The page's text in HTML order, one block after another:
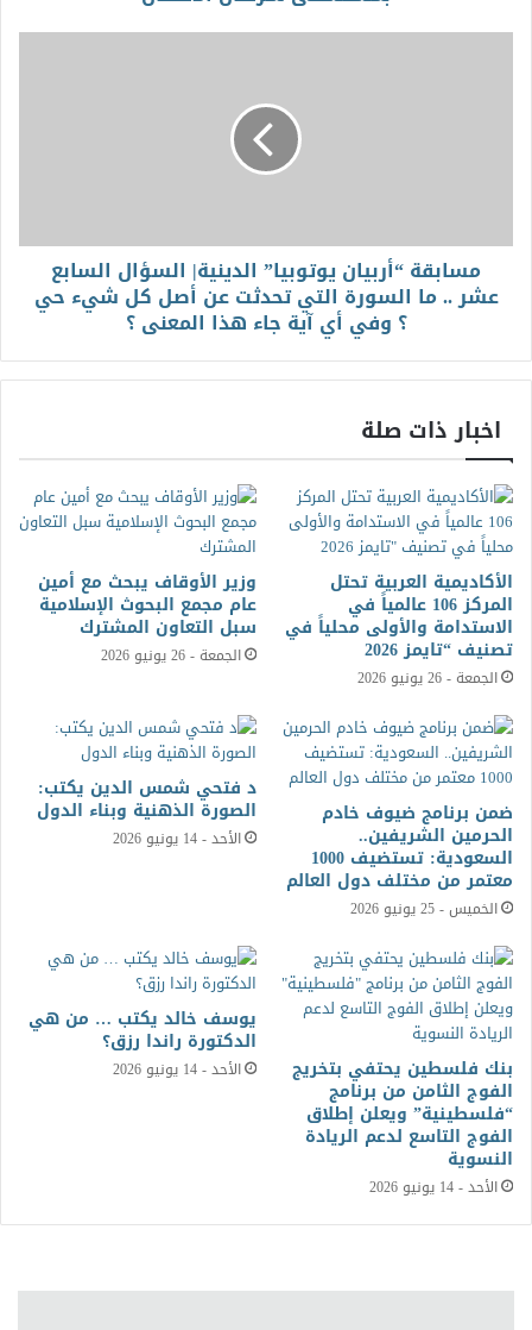
مسابقة “أربيان يوتوبيا” الدينية| السؤال السابع
عشر .. ما السورة التي تحدثت عن أصل كل شيء حي
؟ وفي أي آية جاء هذا المعنى ؟
اخبار ذات صلة
الأكاديمية العربية تحتل
المركز 106 عالمياً في
الاستدامة والأولى محلياً في
تصنيف “تايمز 2026
الجمعة - 26 يونيو 2026
وزير الأوقاف يبحث مع أمين
عام مجمع البحوث الإسلامية
سبل التعاون المشترك
الجمعة - 26 يونيو 2026
ضمن برنامج ضيوف خادم
الحرمين الشريفين..
السعودية: تستضيف 1000
معتمر من مختلف دول العالم
الخميس - 25 يونيو 2026
د فتحي شمس الدين يكتب:
الصورة الذهنية وبناء الدول
الأحد - 14 يونيو 2026
بنك فلسطين يحتفي بتخريج
الفوج الثامن من برنامج
“فلسطينية” ويعلن إطلاق
الفوج التاسع لدعم الريادة
النسوية
الأحد - 14 يونيو 2026
يوسف خالد يكتب … من هي
الدكتورة راندا رزق؟
الأحد - 14 يونيو 2026